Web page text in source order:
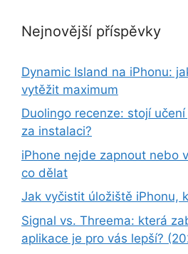
Nejnovější příspěvky
Dynamic Island na iPhonu:
vytěžit maximum
Duolingo recenze: stojí
za instalaci?
iPhone nejde zapnout nebo
co dělat
Jak vyčistit úložiště iPhonu,
Signal vs. Threema: která
aplikace je pro vás lepší?